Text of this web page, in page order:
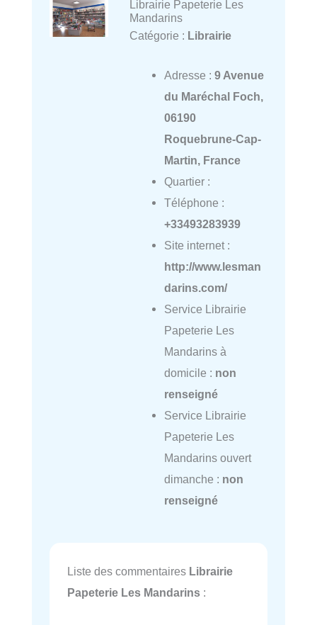
Librairie Papeterie Les
Mandarins
Catégorie : Librairie
Adresse : 9 Avenue
du Maréchal Foch,
06190
Roquebrune-Cap-
Martin, France
Quartier :
Téléphone :
+33493283939
Site internet :
http://www.lesman
darins.com/
Service Librairie
Papeterie Les
Mandarins à
domicile : non
renseigné
Service Librairie
Papeterie Les
Mandarins ouvert
dimanche : non
renseigné
Liste des commentaires Librairie
Papeterie Les Mandarins :